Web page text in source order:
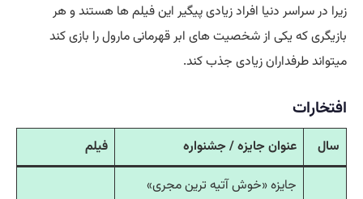
زیرا در سراسر دنیا افراد زیادی پیگیر این فیلم ها هستند و هر
بازیگری که یکی از شخصیت های ابر قهرمانی مارول را بازی کند
میتواند طرفداران زیادی جذب کند.
افتخارات
سال عنوان جایزه / جشنواره فیلم
جایزه «خوش آتیه ترین مجری»